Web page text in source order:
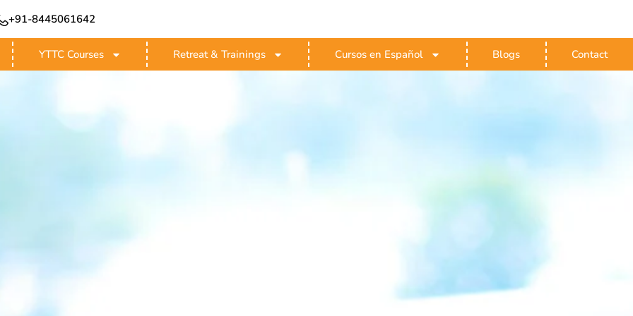
+91-8445061642
YTTC Courses Retreat & Trainings Cursos en Español Blogs Contact